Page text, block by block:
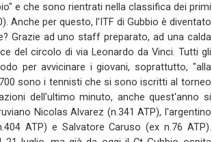
e che sono rientrati nella classifica dei primi
Anche per questo, l'ITF di Gubbio è diventato
Grazie ad uno staff preparato, ad una calda
del circolo di via Leonardo da Vinci. Tutti gli
per avvicinare i giovani, soprattutto, "alla
sono i tennisti che si sono iscritti al torneo
dell'ultimo minuto, anche quest'anno si
Nicolas Alvarez (n.341 ATP), l'argentino
ATP) e Salvatore Caruso (ex n.76 ATP).